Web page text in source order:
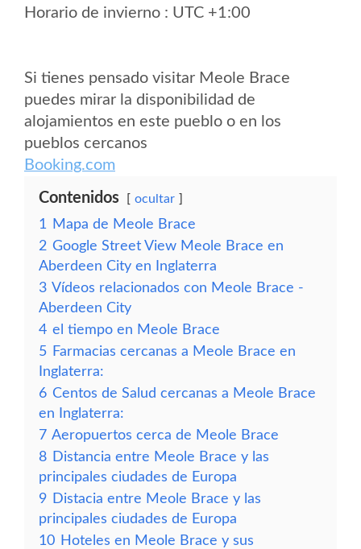
Horario de invierno : UTC +1:00
Si tienes pensado visitar Meole Brace
puedes mirar la disponibilidad de
alojamientos en este pueblo o en los
pueblos cercanos
Booking.com
Contenidos ocultar
1
Mapa de Meole Brace
2 Google Street View Meole Brace en
Aberdeen City en Inglaterra
3 Vídeos relacionados con Meole Brace -
Aberdeen City
4 el tiempo en Meole Brace
5 Farmacias cercanas a Meole Brace en
Inglaterra:
6 Centos de Salud cercanas a Meole Brace
en Inglaterra:
7 Aeropuertos cerca de Meole Brace
8 Distancia entre Meole Brace y las
principales ciudades de Europa
9 Distacia entre Meole Brace y las
principales ciudades de Europa
10 Hoteles en Meole Brace y sus